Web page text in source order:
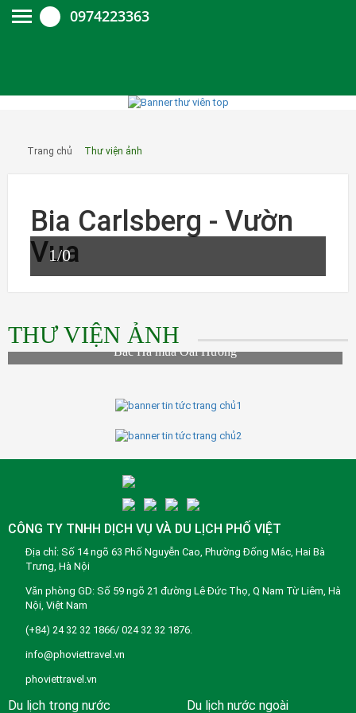
0974223363
Trang chủ Thư viện ảnh
Bia Carlsberg - Vườn
Vua
1/0
THƯ VIỆN ẢNH
Bắc Hà mùa Oải Hương
CÔNG TY TNHH DỊCH VỤ VÀ DU LỊCH PHỐ VIỆT
Địa chỉ: Số 14 ngõ 63 Phố Nguyễn Cao, Phường Đống Mác, Hai Bà
Trưng, Hà Nội
Văn phòng GD: Số 59 ngõ 21 đường Lê Đức Thọ, Q Nam Từ Liêm, Hà
Nội, Việt Nam
(+84) 24 32 32 1866/ 024 32 32 1876.
info@phoviettravel.vn
phoviettravel.vn
Du lịch trong nước Du lịch nước ngoài